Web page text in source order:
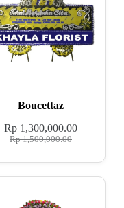
Boucettaz
Rp1,500,000.00
Rp 1,300,000.00